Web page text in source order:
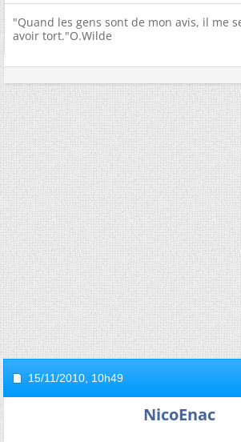
"Quand les gens sont de mon avis, il me
avoir tort."O.Wilde
15/11/2010, 10h49
NicoEnac